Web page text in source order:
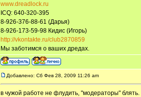
www.dreadlock.ru
ICQ: 640-320-395
8-926-376-88-61 (Дарья)
8-926-173-59-98 Кидис (Игорь)
http://vkontakte.ru/club2870859
Мы заботимся о ваших дредах.
Добавлено: Сб Фев 28, 2009 11:26 am
в чужой работе не флудить, "модераторы" блять.